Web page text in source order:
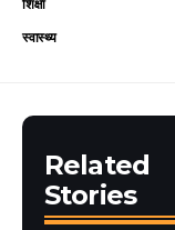
शिक्षा
स्वास्थ्य
Related
Stories